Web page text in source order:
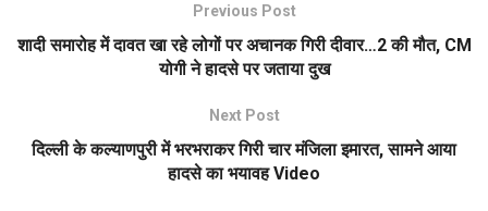
Previous Post
शादी समारोह में दावत खा रहे लोगों पर अचानक गिरी दीवार…2 की मौत, CM
योगी ने हादसे पर जताया दुख
Next Post
दिल्ली के कल्याणपुरी में भरभराकर गिरी चार मंजिला इमारत, सामने आया
हादसे का भयावह Video